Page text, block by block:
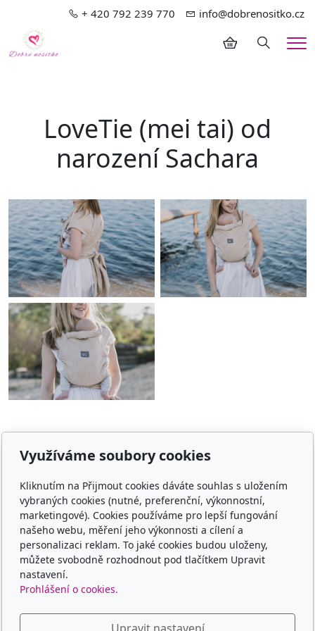
+ 420 792 239 770 info@dobrenositko.cz
Hledání
LoveTie (mei tai) od
narození Sachara
Jaké nosítko vybrat
Obchodní podmínky
Platba, doprava, vrácení
Kontakt
Kontaktní formulář
Využíváme soubory cookies
Kliknutím na Přijmout cookies dáváte souhlas s uložením
vybraných cookies (nutné, preferenční, výkonnostní,
marketingové). Cookies používáme pro lepší fungování
našeho webu, měření jeho výkonnosti a cílení a
personalizaci reklam. To jaké cookies budou uloženy,
můžete svobodně rozhodnout pod tlačítkem Upravit
nastavení.
Prohlášení o cookies.